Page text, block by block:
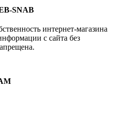
SNAB
интернет-магазина
с сайта без